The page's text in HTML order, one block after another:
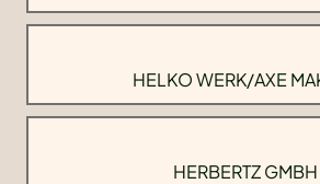
HELKO WERK/AXE
HERBERTZ GMBH